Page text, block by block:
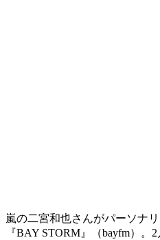
嵐の二宮和也さんがパーソナ
『BAY STORM』（bayfm）